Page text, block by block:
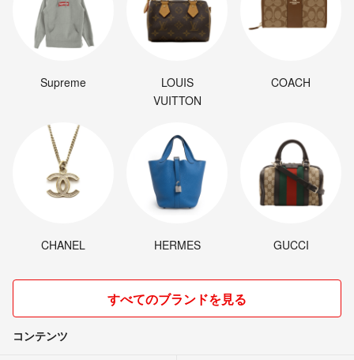
Supreme
LOUIS
VUITTON
COACH
CHANEL HERMES GUCCI
すべてのブランドを見る
コンテンツ